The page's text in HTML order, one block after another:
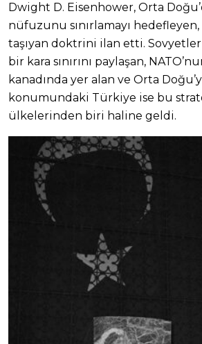
Dwight D. Eisenhower, Orta
nüfuzunu sınırlamayı hedefleyen,
taşıyan doktrini ilan etti.
bir kara sınırını paylaşan,
kanadında yer alan ve Orta
konumundaki Türkiye ise bu
ülkelerinden biri haline geldi.